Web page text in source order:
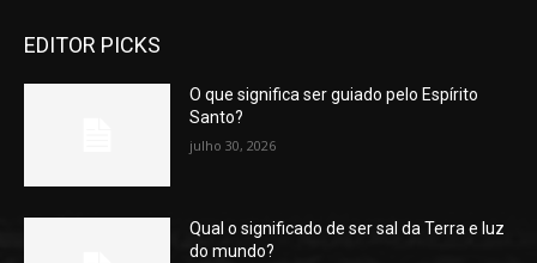
EDITOR PICKS
O que significa ser guiado pelo Espírito
Santo?
julho 30, 2026
Qual o significado de ser sal da Terra e luz
do mundo?